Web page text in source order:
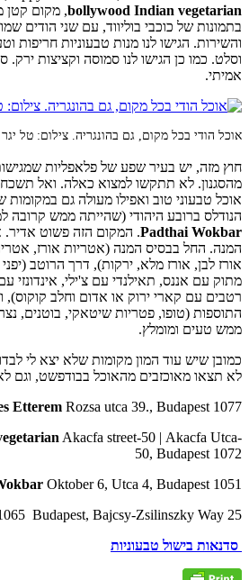
bollywood Indian vegetarian, מקום קטן
בתמונות של כוכבי בוליווד, עם שני הודים
והשירות. הגישו לנו מנות טבעוניות חריפות
וסלט. כמו כן הגישו לנו סמוסה וקציצות
אמיתי.
אוכל הודי בכל מקום, גם בהונגריה. צילום: טל יגר
חוץ מזה, יש בעיר שפע של פלאפליות
מהסגנון. לא תתקשו למצוא כאלה. ואל
אוכל טבעוני טוב ואפילו מעולה גם
הנודלס ברובע היהודי (שהייתה ממש קרובה
Padthai Wokbar. המקום הזה פשוט
המנה. החל בבסיס המנה (אטריות אורז,
אורז לבן, אורז מלא, ירקות), דרך הרוטב
מתוק עם אננס, תאילנדי עם צ'ילי, אינדונזי
רטבים עם קארי ירוק או אדום וחלב קוקוס),
התוספות (טופו, פטריות שיטאקי, בוטנים,
ממש טעים ומומלץ.
כמובן שיש עוד המון מקומות שלא יצא לי
לא תצאו מאוכזבים מהאוכל בבודפשט, וגם
Etterem Rozsa utca 39., Budapest 1077
Akacfa street-50 | Akacfa Utca-
50, Budapest 1072
Oktober 6, Utca 4, Budapest 1051
Budapest, Bajcsy-Zsilinszky Way 25
סדנאות בישול טבעוניות